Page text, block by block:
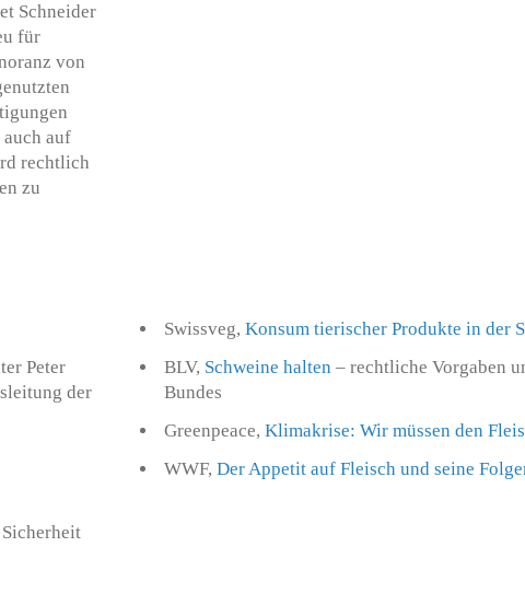
Schneider
für
von
auch auf
rechtlich
zu
Peter
der
Swissveg, Konsum tierischer Produkte in der
BLV, Schweine halten – rechtliche Vorgaben
Bundes
Greenpeace, Klimakrise: Wir müssen den
WWF, Der Appetit auf Fleisch und seine